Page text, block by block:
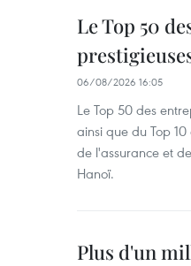
Le Top 50
06/08/2026 16:05
Le Top 50 des
ainsi que du Top
de l'assurance et
Hanoï.
Plus d'un